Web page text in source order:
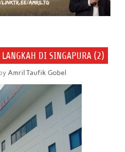
LANGKAH DI SINGAPURA (2)
Amril Taufik Gobel